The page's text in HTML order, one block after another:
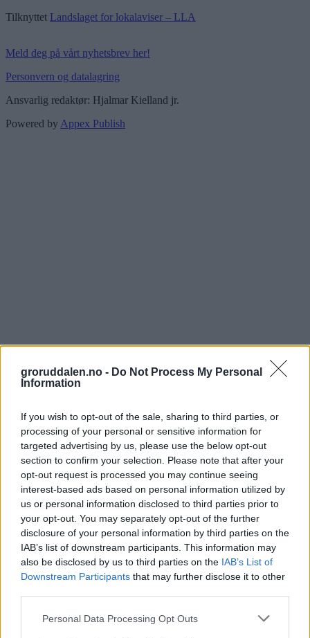
groruddalen.no - Do Not Process My Personal
Information
If you wish to opt-out of the sale, sharing to third parties, or
processing of your personal or sensitive information for
targeted advertising by us, please use the below opt-out
section to confirm your selection. Please note that after your
opt-out request is processed you may continue seeing
interest-based ads based on personal information utilized by
us or personal information disclosed to third parties prior to
your opt-out. You may separately opt-out of the further
disclosure of your personal information by third parties on the
IAB’s list of downstream participants. This information may
also be disclosed by us to third parties on the IAB’s List of
Downstream Participants that may further disclose it to other
Personal Data Processing Opt Outs
Tilknyttet Landslaget for lokalaviser – LLA
Meld deg på vårt nyhetsbrev her!
Personvern og datalagring
Ansvarlig redaktør: Hjalmar Kielland jr.
Powered by Appex Publish